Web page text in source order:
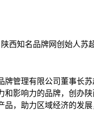
陕西知名品牌网创始人苏
管理有限公司董事长
影响力的品牌，创办
，助力区域经济的发展